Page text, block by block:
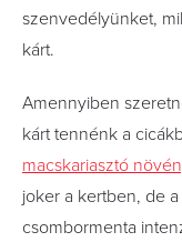
szenvedélyünket,
kárt.
Amennyiben
kárt tennénk a
macskariasztó
joker a kertben, de
csombormenta